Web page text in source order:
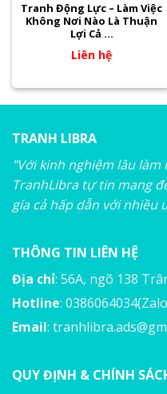
Tranh Động Lực – Làm Việc
Không Nơi Nào Là Thuận
Lợi Cả …
Liên hệ
TRANH LIBRA
"Với kinh nghiệm lâu
TranhLibra tự tin mang
gía cả hấp dẫn với nhiều
THÔNG TIN LIÊN HỆ
Địa chỉ: 56A, ngõ 138
Hotline:
Email:
QUY ĐỊNH & CHÍNH